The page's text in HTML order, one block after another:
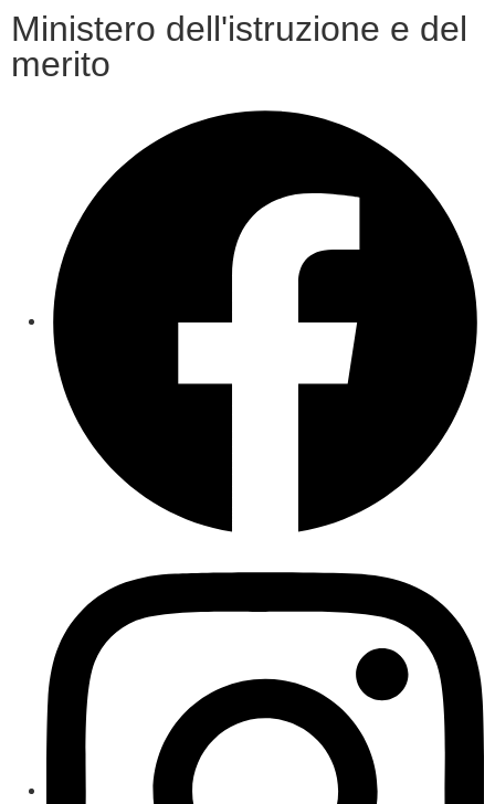
Ministero dell'istruzione e del
merito